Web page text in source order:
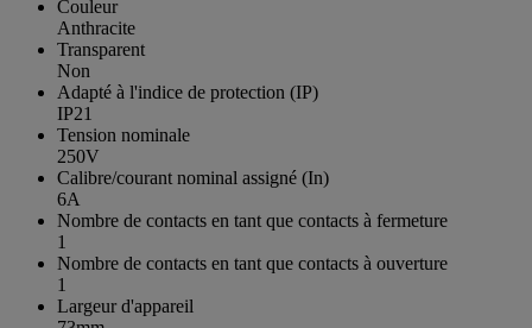
Couleur
Anthracite
Transparent
Non
Adapté à l'indice de protection (IP)
IP21
Tension nominale
250V
Calibre/courant nominal assigné (In)
6A
Nombre de contacts en tant que contacts à fermeture
1
Nombre de contacts en tant que contacts à ouverture
1
Largeur d'appareil